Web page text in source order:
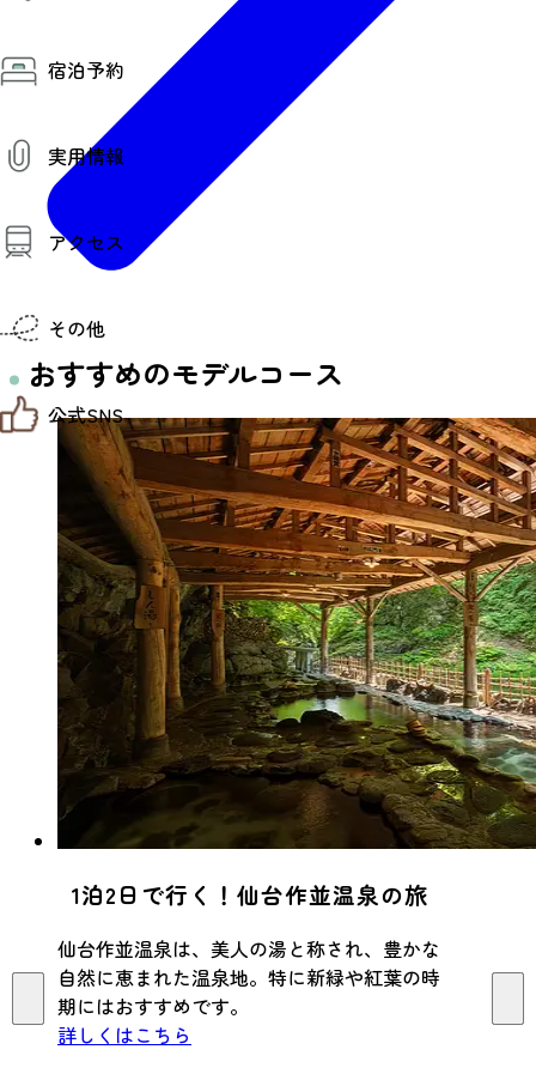
プロスポーツチーム・プロオーケストラ
仙台の銘品
仙台夜時間
宿泊施設
仙台観光マップ
仙台旅先体験コレクション
体験プログラム検索（予約）
体験事業者からのお知らせ
体験トピックス
体験事業者
宿泊予約
宿泊予約
実用情報
お役立ち情報
観光アプリ
アクセス
市内の交通情報
その他
お知らせ
お問い合わせ
教育旅行
観光マップ
せんだい旅日和とは
サイト利用規約
プライバシーポリシー
サイトマップ
仙臺写真館フォトギャラリー
公式SNS
せんだい旅日和 X
せんだい旅日和 Instagram
せんだい旅日和 Facebook
仙台旅先体験コレクション Facebook
仙台旅先体験コレクション Instagaram
おすすめのモデルコース
1泊2日で行く！仙台作並温泉の旅
仙台作並温泉は、美人の湯と称され、豊かな
自然に恵まれた温泉地。特に新緑や紅葉の時
期にはおすすめです。
詳しくはこちら